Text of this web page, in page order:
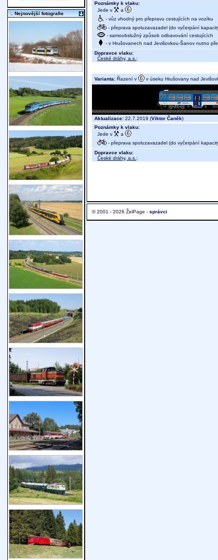
Poznámky k vlaku:
Jede v
a
- vůz vhodný pro přepravu cestujících na vozíku
- přeprava spoluzavazadel (do vyčerpání
- samoobslužný způsob odbavování cestujících
- v Hrušovanech nad Jevišovkou-Šanov nutno
Dopravce vlaku:
České dráhy, a.s. ;
Varianta: Řazení v v úseku Hrušovany nad
Aktualizace: 22.7.2019 (Viktor Čaněk)
Poznámky k vlaku:
Jede v
a
- přeprava spoluzavazadel (do vyčerpání
Dopravce vlaku:
České dráhy, a.s. ;
© 2001 - 2026 ŽelPage - správci
:. Nejnovější fotografie